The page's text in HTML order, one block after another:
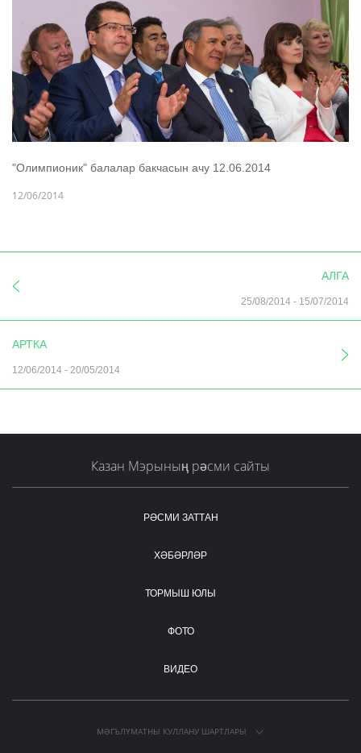
"Олимпионик" балалар бакчасын ачу 12.06.2014
12/06/2014
АЛГА
25/08/2014 - 15/07/2014
АРТКА
12/06/2014 - 20/05/2014
Казан Мэрының рәсми сайты
РӘСМИ ЗАТТАН
ХӘБӘРЛӘР
ТОРМЫШ ЮЛЫ
ФОТО
ВИДЕО
МӘГЪЛҮМАТНЫ КУЛЛАНУ ШАРТЛАРЫ